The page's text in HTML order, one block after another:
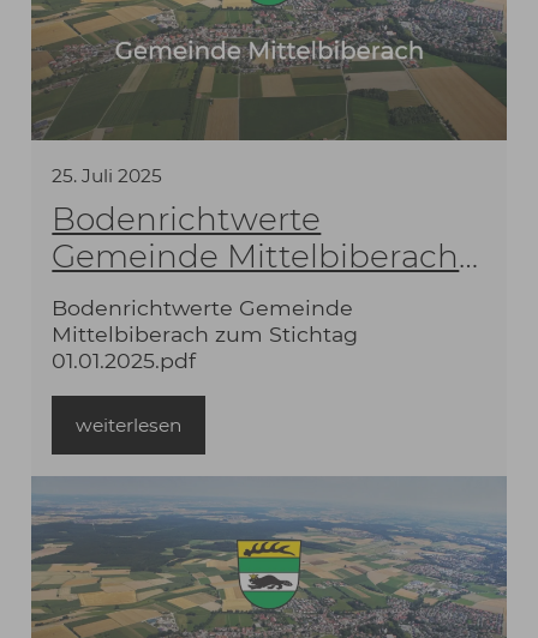
25.Juli 2025
Bodenrichtwerte
Gemeinde Mittelbiberach
zum Stichtag 01.01.2025
Bodenrichtwerte Gemeinde
Mittelbiberach zum Stichtag
01.01.2025.pdf
weiterlesen